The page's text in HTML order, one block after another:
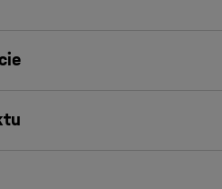
z 8 gniazdkami posiada